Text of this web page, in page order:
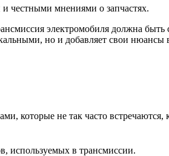
честными мнениями о запчастях.
электромобиля должна быть
но и добавляет свои нюансы
которые не так часто
используемых в трансмиссии.